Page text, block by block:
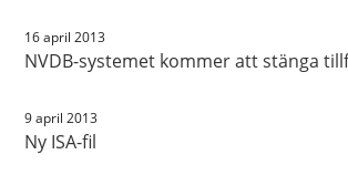
16 april 2013
NVDB-systemet kommer att stänga
9 april 2013
Ny ISA-fil